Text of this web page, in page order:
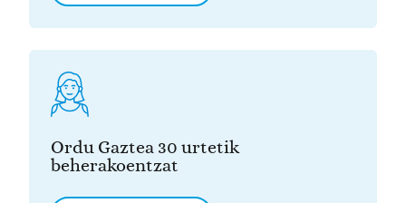
Ordu Gaztea 30 urtetik
beherakoentzat